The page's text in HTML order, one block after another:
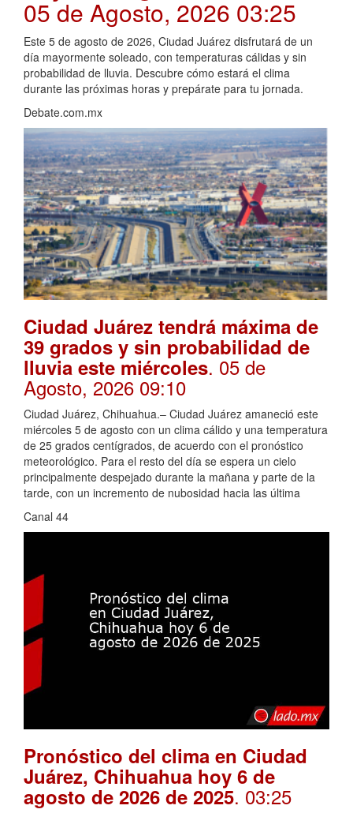
05 de Agosto, 2026 03:25
Este 5 de agosto de 2026, Ciudad Juárez disfrutará de un
día mayormente soleado, con temperaturas cálidas y sin
probabilidad de lluvia. Descubre cómo estará el clima
durante las próximas horas y prepárate para tu jornada.
Debate.com.mx
Ciudad Juárez tendrá máxima de
39 grados y sin probabilidad de
lluvia este miércoles. 05 de
Agosto, 2026 09:10
Ciudad Juárez, Chihuahua.– Ciudad Juárez amaneció este
miércoles 5 de agosto con un clima cálido y una temperatura
de 25 grados centígrados, de acuerdo con el pronóstico
meteorológico. Para el resto del día se espera un cielo
principalmente despejado durante la mañana y parte de la
tarde, con un incremento de nubosidad hacia las última
Canal 44
Pronóstico del clima en Ciudad
Juárez, Chihuahua hoy 6 de
agosto de 2026 de 2025. 03:25